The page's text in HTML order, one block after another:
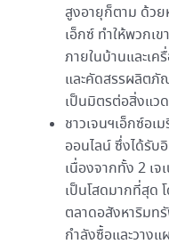
สูงอายุก็ตาม ด้วย
เอ็กซ์ ทำให้พวกเ
ภายในบ้านและเ
และคัดสรรผลิตภั
เป็นมิตรต่อสิ่งแว
ชาวเจนฯเอ็กซ์อ
ออนไลน์ ซึ่งได้รับ
เนื่องจากทั้ง 2 เ
เป็นโสดมากที่สุด โ
ตลาดอสังหาริมท
กำลังซื้อและวางแ